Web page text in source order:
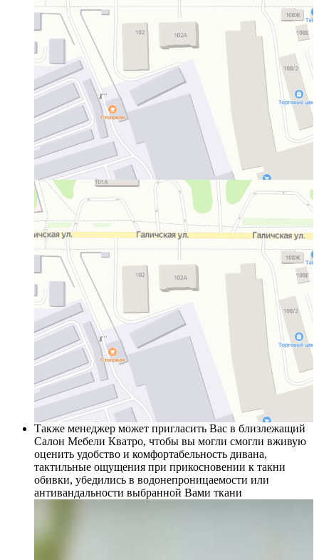
Также менеджер может пригласить Вас в близлежащий
Салон Мебели Кватро, чтобы вы могли смогли вживую
оценить удобство и комфортабельность дивана,
тактильные ощущения при прикосновении к такни
обивки, убедились в водонепроницаемости или
антивандальности выбранной Вами ткани